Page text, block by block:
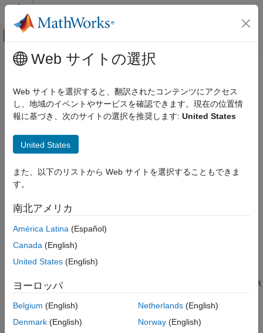
コンテンツへスキップ
オフキャンバス ナビゲーション メ
ドキュメンテーションのホーム
Statistics and Machine Learning Toolbox
確率分布と仮説検定
項目一覧
構文
例
入力引数
出力引数
代替機能
バージョン履歴
メインコンテンツ
betarnd
ベータ乱数
構文
R = betarnd(A,B,sz1,...,szN)
R = betarnd(A,B,sz)
説明
分布から乱数Rを生成します。
例
R= betarnd( R
の次元を追加で指定します。
例
Web サイトの選択
Web サイトを選択すると、翻訳されたコンテンツにアクセス
し、地域のイベントやサービスを確認できます。現在の位置情
報に基づき、次のサイトの選択を推奨します: United States
United States
また、以下のリストから Web サイトを選択することもできま
す。
南北アメリカ
América Latina (Español)
Canada (English)
United States (English)
ヨーロッパ
Belgium (English)
Denmark (English)
Netherlands(English)
Norway(English)